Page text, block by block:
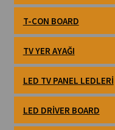
T-CON BOARD
TV YER AYAĞI
LED TV PANEL LEDLERI
LED DRIVER BOARD